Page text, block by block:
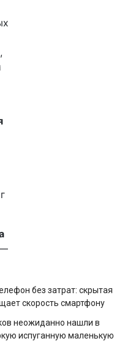
без затрат: скрытая
скорость смартфону
неожиданно нашли в
испуганную маленькую